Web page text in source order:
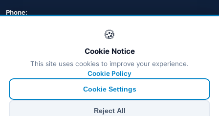
Phone:
€ EUR $ USD
🍪
Cookie Notice
This site uses cookies to improve your experience.
Cookie Policy
Cookie Settings
Reject All